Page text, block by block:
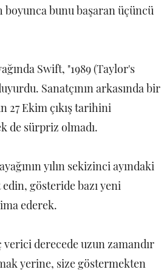
boyunca bunu başaran üçüncü
Swift, "1989 (Taylor's
Sanatçının arkasında bir
27 Ekim çıkış tarihini
de sürpriz olmadı.
yılın sekizinci ayındaki
gösteride bazı yeni
ederek.
derecede uzun zamandır
yerine, size göstermekten